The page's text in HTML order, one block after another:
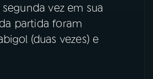
Facebook
X
segunda vez em sua
partida foram
(duas vezes) e